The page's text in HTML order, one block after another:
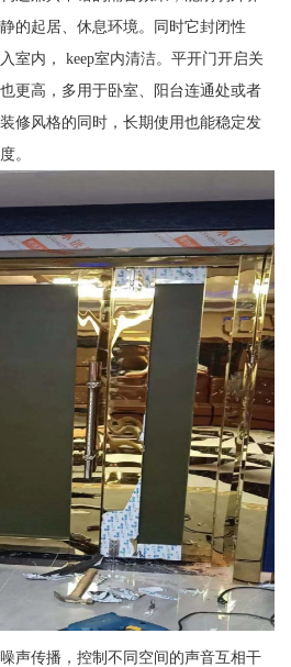
的起居、休息环境。同时它封闭性
室内， keep室内清洁。平开门开启关
更高，多用于卧室、阳台连通处或者
修风格的同时，长期使用也能稳定发
。
声传播，控制不同空间的声音互相干